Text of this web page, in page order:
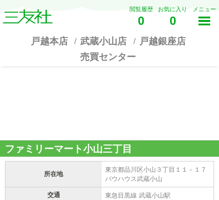
閲覧履歴
0
お気に入り
0
メニュー
戸越本店 武蔵小山店
戸越銀座店
売買センター
ファミリーマート小山三丁目
所在地
東京都品川区小山３丁目１１－１７
バウハウス武蔵小山
交通 東急目黒線 武蔵小山駅